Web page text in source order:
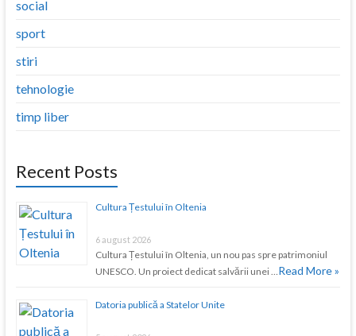
social
sport
stiri
tehnologie
timp liber
Recent Posts
Cultura Țestului în Oltenia
6 august 2026
Cultura Țestului în Oltenia, un nou pas spre patrimoniul
UNESCO. Un proiect dedicat salvării unei …Read More »
Datoria publică a Statelor Unite